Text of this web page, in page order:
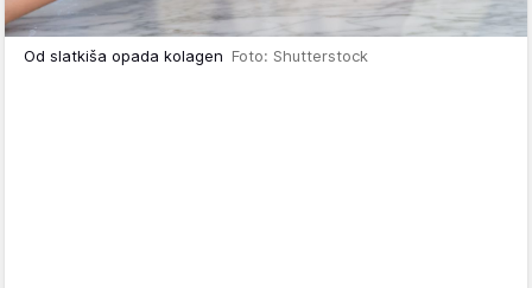
Od slatkiša opada kolagen Foto: Shutterstock